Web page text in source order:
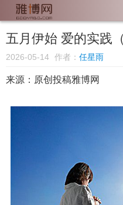
五月伊始 爱的实践（
2026-05-14 作者： 任星雨
来源： 原创投稿雅博网